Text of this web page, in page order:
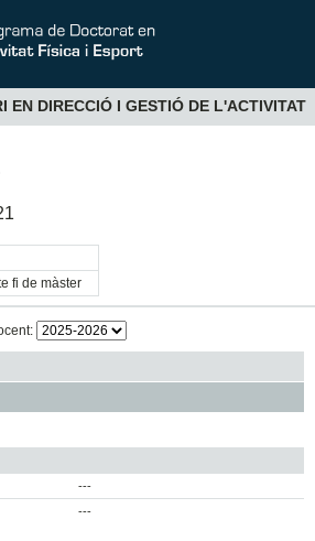
EN DIRECCIÓ I GESTIÓ DE L'ACTIVITAT
fi de màster
---
---